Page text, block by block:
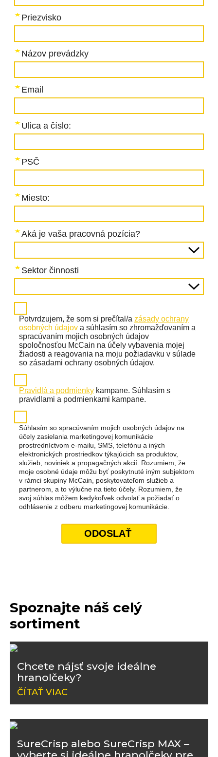
Spoznajte náš celý
sortiment
Chcete nájsť svoje ideálne
hranolčeky?
ČÍTAŤ VIAC
SureCrisp alebo SureCrisp MAX –